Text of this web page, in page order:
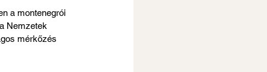
a montenegrói
Nemzetek
mérkőzés